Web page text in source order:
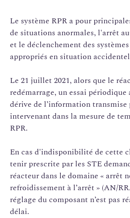
Le système RPR a pour
de situations anormales, l'arrêt
et le déclenchement des
appropriés en situation
Le 21 juillet 2021, alors que le
redémarrage, un essai périodique
dérive de l’information transmise
intervenant dans la mesure de
RPR.
En cas d'indisponibilité de cette
tenir prescrite par les STE
réacteur dans le domaine « arrêt
refroidissement à l’arrêt » (AN/
réglage du composant n’est pas
délai.